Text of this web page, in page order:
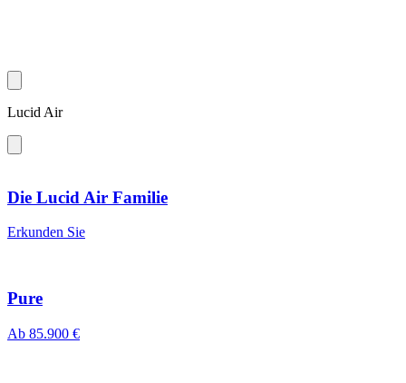
Lucid Air
Die Lucid Air Familie
Erkunden Sie
Pure
Ab 85.900 €